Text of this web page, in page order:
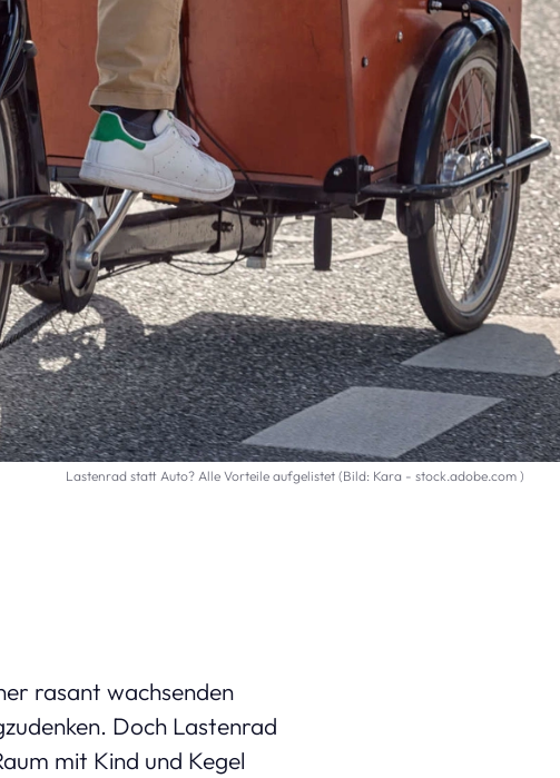
Lastenrad statt Auto? Alle Vorteile aufgelistet (Bild: Kara - stock.adobe.com )
rasant wachsenden
Doch Lastenrad
mit Kind und Kegel